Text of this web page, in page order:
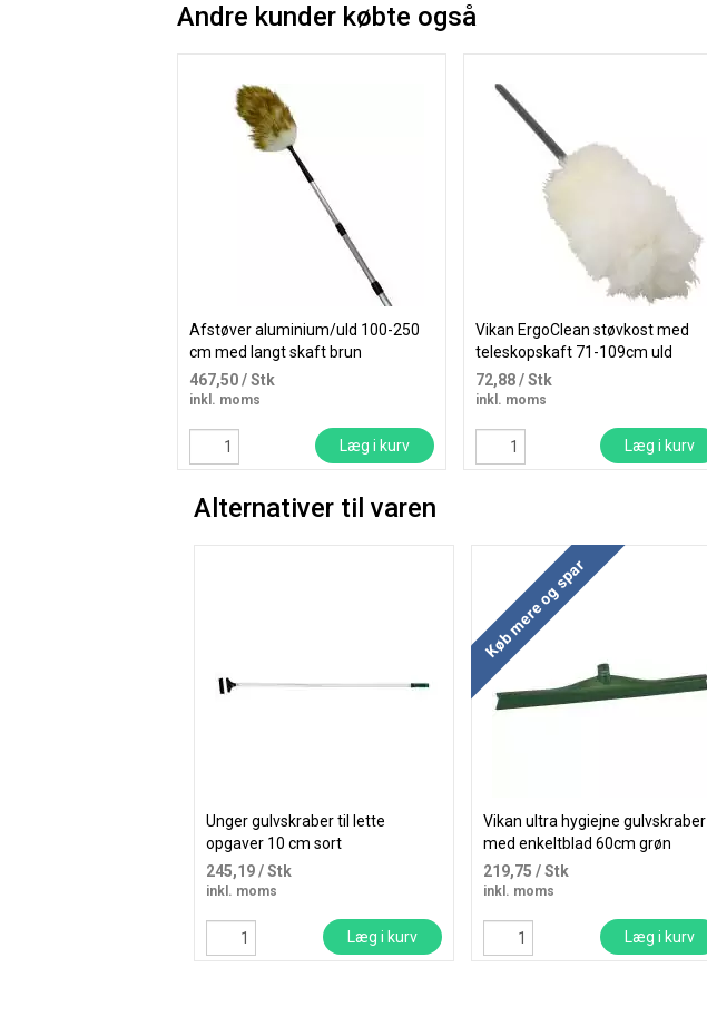
Andre kunder købte også
Afstøver aluminium/uld 100-250
cm med langt skaft brun
467,50/ Stk
inkl. moms
Læg i kurv
Vikan ErgoClean støvkost med
teleskopskaft 71-109cm uld
flerfarvet
72,88/ Stk
inkl. moms
Læg i kurv
Alternativer til varen
Unger gulvskraber til lette
opgaver 10 cm sort
245,19/ Stk
inkl. moms
Læg i kurv
Køb mere og spar
Vikan ultra hygiejne gulvskraber
med enkeltblad 60cm grøn
219,75 / Stk
inkl. moms
Læg i kurv